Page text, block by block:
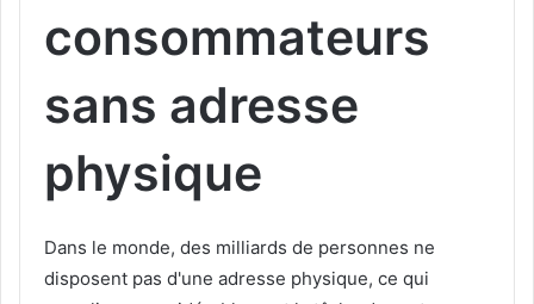
consommateurs
sans adresse
physique​
Dans le monde, des milliards de personnes ne
disposent pas d'une adresse physique, ce qui